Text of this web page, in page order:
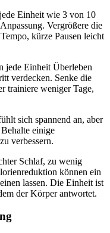
Einheit wie 3 von 10
Vergrößere die
kürze Pausen leicht
jede Einheit Überleben
verdecken. Senke die
trainiere weniger Tage,
sich spannend an, aber
einige
verbessern.
Schlaf, zu wenig
können ein
lassen. Die Einheit ist
der Körper antwortet.